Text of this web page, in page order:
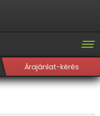
Árajánlat-kérés